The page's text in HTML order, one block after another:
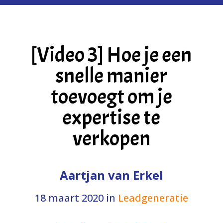
[Video 3] Hoe je een
snelle manier
toevoegt om je
expertise te
verkopen
Aartjan van Erkel
18 maart 2020in Leadgeneratie